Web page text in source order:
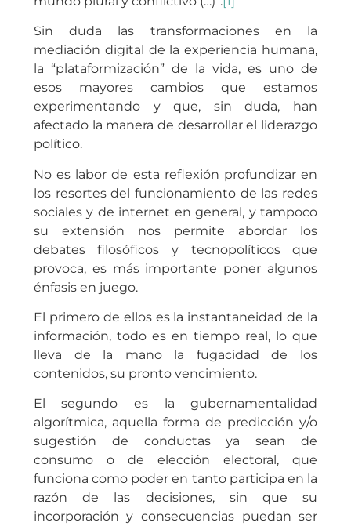
Sin duda las transformaciones en la
mediación digital de la experiencia humana,
la “plataformización” de la vida, es uno de
esos mayores cambios que estamos
experimentando y que, sin duda, han
afectado la manera de desarrollar el liderazgo
político.
No es labor de esta reflexión profundizar en
los resortes del funcionamiento de las redes
sociales y de internet en general, y tampoco
su extensión nos permite abordar los
debates filosóficos y tecnopolíticos que
provoca, es más importante poner algunos
énfasis en juego.
El primero de ellos es la instantaneidad de la
información, todo es en tiempo real, lo que
lleva de la mano la fugacidad de los
contenidos, su pronto vencimiento.
El segundo es la gubernamentalidad
algorítmica, aquella forma de predicción y/o
sugestión de conductas ya sean de
consumo o de elección electoral, que
funciona como poder en tanto participa en la
razón de las decisiones, sin que su
incorporación y consecuencias puedan ser